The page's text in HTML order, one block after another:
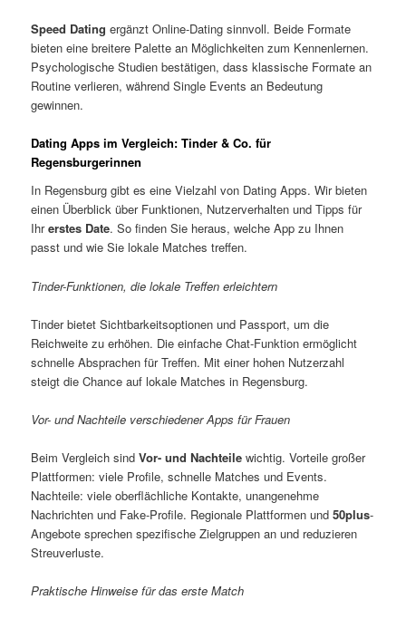
Speed Dating ergänzt Online-Dating sinnvoll. Beide Formate
bieten eine breitere Palette an Möglichkeiten zum Kennenlernen.
Psychologische Studien bestätigen, dass klassische Formate an
Routine verlieren, während Single Events an Bedeutung
gewinnen.
Dating Apps im Vergleich: Tinder & Co. für
Regensburgerinnen
In Regensburg gibt es eine Vielzahl von Dating Apps. Wir bieten
einen Überblick über Funktionen, Nutzerverhalten und Tipps für
Ihrerstes Date. So finden Sie heraus, welche App zu Ihnen
passt und wie Sie lokale Matches treffen.
Tinder-Funktionen, die lokale Treffen erleichtern
Tinder bietet Sichtbarkeitsoptionen und Passport, um die
Reichweite zu erhöhen. Die einfache Chat-Funktion ermöglicht
schnelle Absprachen für Treffen. Mit einer hohen Nutzerzahl
steigt die Chance auf lokale Matches in Regensburg.
Vor- und Nachteile verschiedener Apps für Frauen
Beim Vergleich sindVor- und Nachteile wichtig. Vorteile großer
Plattformen: viele Profile, schnelle Matches und Events.
Nachteile: viele oberflächliche Kontakte, unangenehme
Nachrichten und Fake-Profile. Regionale Plattformen und50plus-
Angebote sprechen spezifische Zielgruppen an und reduzieren
Streuverluste.
Praktische Hinweise für das erste Match